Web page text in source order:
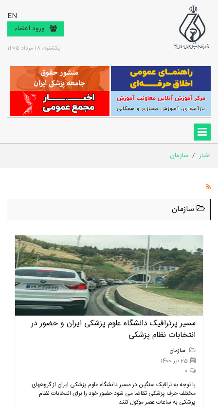
EN
ورود اعضاء
یکشنبه، 18 مرداد 1405
اخبار / سازمان
سازمان
مسیر پرترافیک دانشگاه علوم پزشکی ایران و حضور در
انتخابات نظام پزشکی
سازمان
25 تیر 1400
0
با توجه به ترافیک سنگین در مسیر دانشگاه علوم پزشکی ایران از گروههای
مختلف حرف پزشکی تقاضا می شود حضور خود را برای انتخابات نظام
پزشکی به ساعات عصر موکول کنند.